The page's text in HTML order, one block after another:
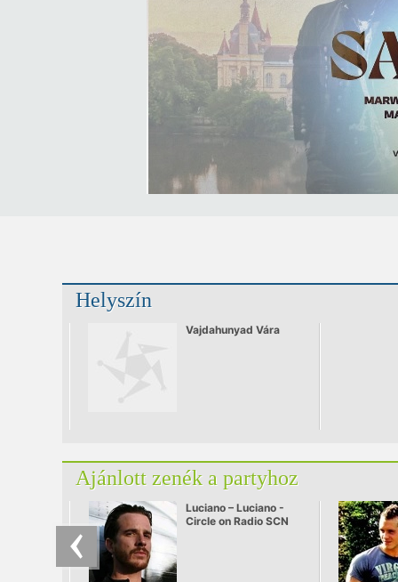
Helyszín
Vajdahunyad Vára
Ajánlott zenék a partyhoz
Luciano – Luciano -
Circle on Radio SCN